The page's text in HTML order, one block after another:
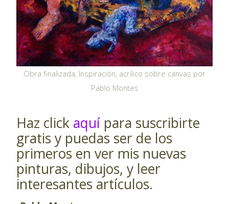
Obra finalizada, Inspiración, acrílico sobre canvas por
Pablo Montes
Haz click aquí para suscribirte
gratis y puedas ser de los
primeros en ver mis nuevas
pinturas, dibujos, y leer
interesantes artículos.